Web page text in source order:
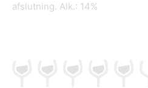
afslutning. Alk.: 14%